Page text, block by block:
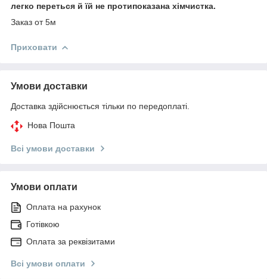
легко переться й їй не протипоказана хімчистка.
Заказ от 5м
Приховати
Умови доставки
Доставка здійснюється тільки по передоплаті.
Нова Пошта
Всі умови доставки
Умови оплати
Оплата на рахунок
Готівкою
Оплата за реквізитами
Всі умови оплати